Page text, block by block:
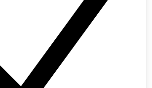
akustyczna
więcej